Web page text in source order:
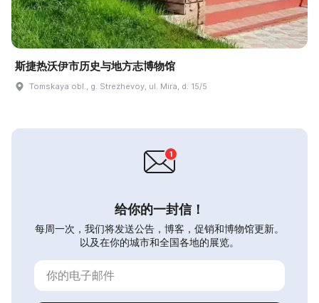
斯捷热沃伊市历史与地方志博物馆
Tomskaya obl., g. Strezhevoy, ul. Mira, d. 15/5
给你的一封信！
每周一次，我们将发送公告，博客，促销和博物馆更新。
以及在你的城市和全国各地的展览。